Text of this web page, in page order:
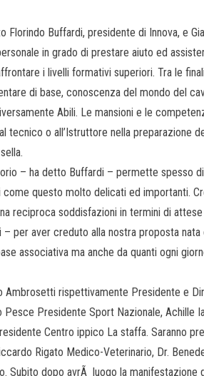
Buffardi, presidente di Innova, e
in grado di prestare aiuto ed
i livelli formativi superiori. Tra le
di base, conoscenza del mondo del
Abili. Le mansioni e le
o all’Istruttore nella preparazione
– ha detto Buffardi – permette spesso
questo molto delicati ed importanti.
reciproca soddisfazioni in termini di
per aver creduto alla nostra proposta nata
associativa ma anche da quanti ogni
rispettivamente Presidente e
Presidente Sport Nazionale, Achille
Centro ippico La staffa. Saranno
Rigato Medico-Veterinario, Dr.
Subito dopo avrÃ luogo la manifestazione